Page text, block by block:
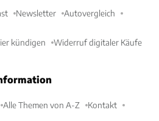
Newsletter Autovergleich
kündigen Widerruf digitaler Käufe
Alle Themen von A-Z Kontakt